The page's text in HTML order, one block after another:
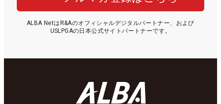
ALBA NetはR&Aのオフィシャルデジタルパートナー、および
USLPGAの日本公式サイトパートナーです。